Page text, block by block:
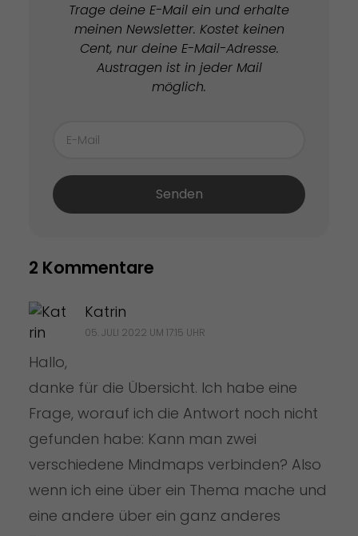
Trage deine E-Mail ein und erhalte
meinen Newsletter. Kostet keinen
Cent, nur deine E-Mail-Adresse.
Austragen ist in jeder Mail
möglich.
Senden
2 Kommentare
Katrin
05. JULI 2022 UM 17:15 UHR
Hallo,
danke für die Übersicht. Ich habe eine
Frage, worauf ich die Antwort noch nicht
gefunden habe: Kann man zwei
verschiedene Mindmaps verbinden? Also
wenn ich eine über ein Thema mache und
eine andere über ein ganz anderes